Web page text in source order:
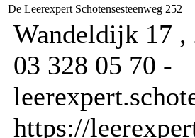
De Leerexpert Schotensesteenweg 252
Wandeldijk 17 ,
03 328 05 70 -
https://